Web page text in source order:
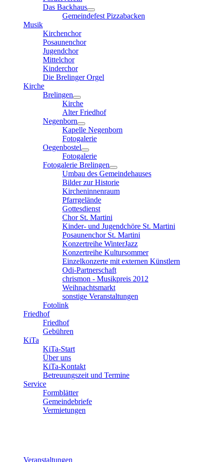
Das Backhaus
Gemeindefest Pizzabacken
Musik
Kirchenchor
Posaunenchor
Jugendchor
Mittelchor
Kinderchor
Die Brelinger Orgel
Kirche
Brelingen
Kirche
Alter Friedhof
Negenborn
Kapelle Negenborn
Fotogalerie
Oegenbostel
Fotogalerie
Fotogalerie Brelingen
Umbau des Gemeindehauses
Bilder zur Historie
Kircheninnenraum
Pfarrgelände
Gottesdienst
Chor St. Martini
Kinder- und Jugendchöre St. Martini
Posaunenchor St. Martini
Konzertreihe WinterJazz
Konzertreihe Kultursommer
Einzelkonzerte mit externen Künstlern
Odi-Partnerschaft
chrismon - Musikpreis 2012
Weihnachtsmarkt
sonstige Veranstaltungen
Fotolink
Friedhof
Friedhof
Gebühren
KiTa
KiTa-Start
Über uns
KiTa-Kontakt
Betreuungszeit und Termine
Service
Formblätter
Gemeindebriefe
Vermietungen
Veranstaltungen